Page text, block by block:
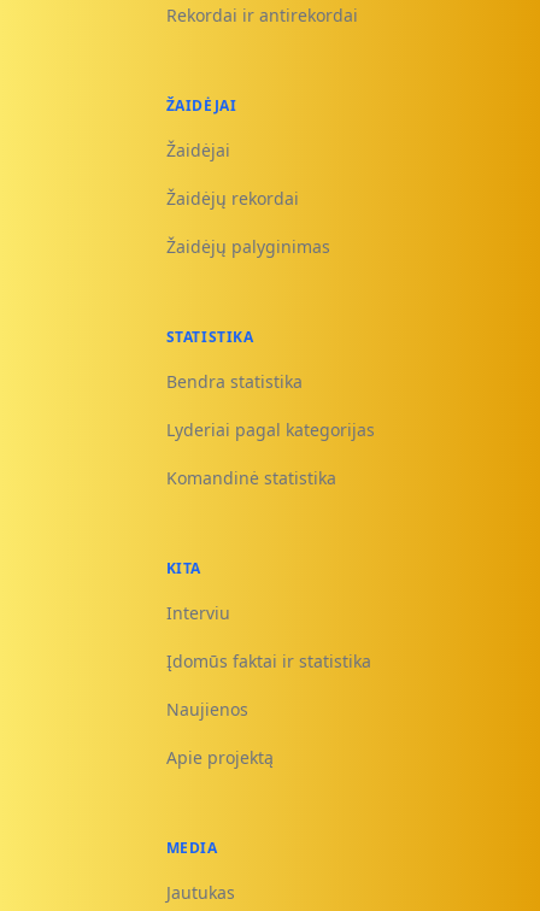
Rekordai ir antirekordai
ŽAIDĖJAI
Žaidėjai
Žaidėjų rekordai
Žaidėjų palyginimas
STATISTIKA
Bendra statistika
Lyderiai pagal kategorijas
Komandinė statistika
KITA
Interviu
Įdomūs faktai ir statistika
Naujienos
Apie projektą
MEDIA
Jautukas